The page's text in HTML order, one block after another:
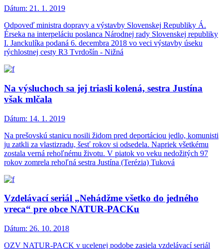
Dátum: 21. 1. 2019
Odpoveď ministra dopravy a výstavby Slovenskej Republiky Á.
Érseka na interpeláciu poslanca Národnej rady Slovenskej republiky
I. Janckulíka podaná 6. decembra 2018 vo veci výstavby úseku
rýchlostnej cesty R3 Tvrdošín - Nižná
Na výsluchoch sa jej triasli kolená, sestra Justína
však mlčala
Dátum: 14. 1. 2019
Na prešovskú stanicu nosili židom pred deportáciou jedlo, komunisti
ju zatkli za vlastizradu, šesť rokov si odsedela. Napriek všetkému
zostala verná rehoľnému životu. V piatok vo veku nedožitých 97
rokov zomrela rehoľná sestra Justína (Terézia) Tuková
Vzdelávací seriál „Nehádžme všetko do jedného
vreca“ pre obce NATUR-PACKu
Dátum: 26. 10. 2018
OZV NATUR-PACK v ucelenej podobe zasiela vzdelávací seriál